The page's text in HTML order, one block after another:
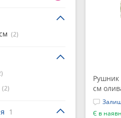
Рушник
см
Є в
(2)
(2)
1